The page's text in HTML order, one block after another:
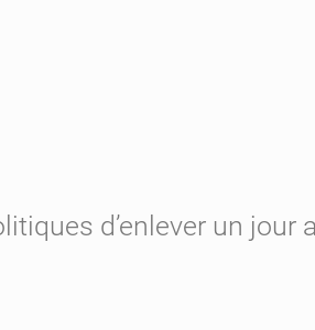
d’enlever un jour